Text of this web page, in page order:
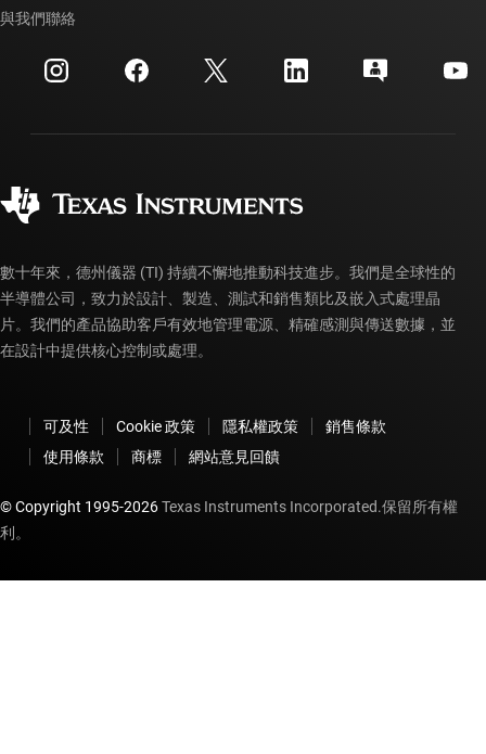
投資人關系
製造
交互參考搜索
客戶支援中心
myTI 帳戶常見問題解答
訂購 FAQ
與我們聯絡
數十年來，德州儀器 (TI) 持續不懈地推動科技進步。我們是全球性的
半導體公司，致力於設計、製造、測試和銷售類比及嵌入式處理晶
片。我們的產品協助客戶有效地管理電源、精確感測與傳送數據，並
在設計中提供核心控制或處理。
可及性 Cookie 政策 隱私權政策
銷售條款
使用條款
商標 網站意見回饋
© Copyright 1995-2026Texas Instruments Incorporated.保留所有權
利。